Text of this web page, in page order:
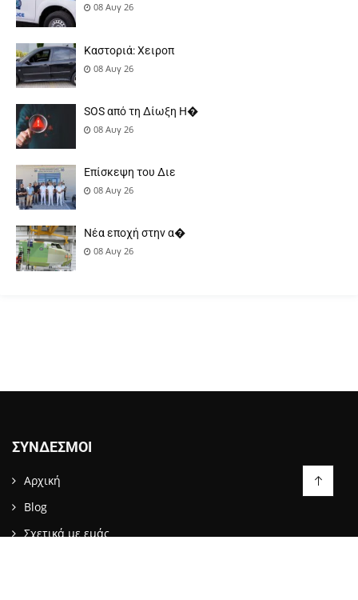
08 Αυγ 26
Καστοριά: Χειροπ
08 Αυγ 26
SOS από τη Δίωξη Η�
08 Αυγ 26
Επίσκεψη του Διε
08 Αυγ 26
Νέα εποχή στην α�
08 Αυγ 26
ΣΎΝΔΕΣΜΟΙ
Αρχική
Blog
Σχετικά με εμάς